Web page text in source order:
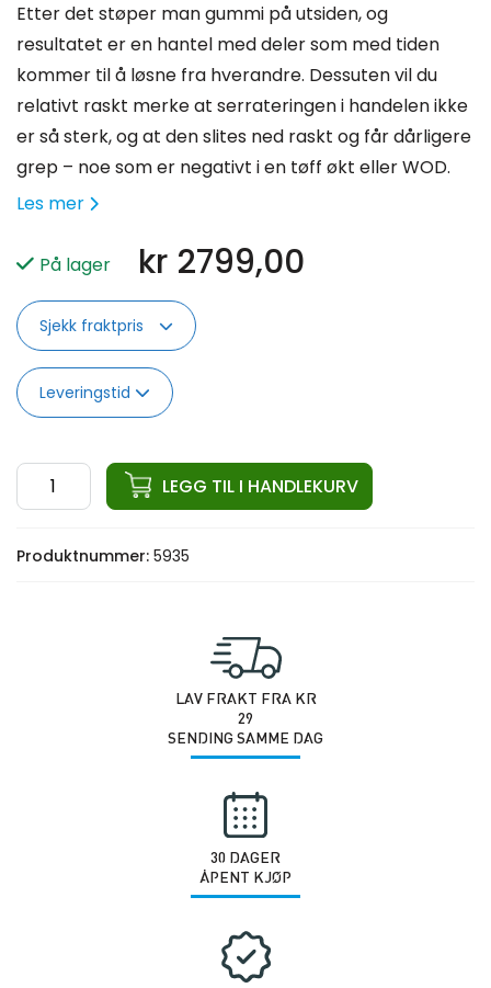
Etter det støper man gummi på utsiden, og
resultatet er en hantel med deler som med tiden
kommer til å løsne fra hverandre. Dessuten vil du
relativt raskt merke at serrateringen i handelen ikke
er så sterk, og at den slites ned raskt og får dårligere
grep – noe som er negativt i en tøff økt eller WOD.
Les mer
På lager kr 2799,00
Sjekk fraktpris
Leveringstid
ata
HEX
Elite
LEGG TIL I HANDLEKURV
Produktnummer: 5935
LAV FRAKT FRA KR
29
SENDING SAMME DAG
30 DAGER
ÅPENT KJØP